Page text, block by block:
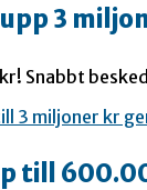
3
Snabbt
till